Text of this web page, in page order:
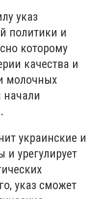
указ
политики и
которому
качества и
молочных
начали
украинские и
и урегулирует
указ сможет